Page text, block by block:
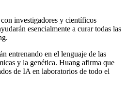
investigadores y científicos
esencialmente a curar todas las
entrenando en el lenguaje de las
y la genética. Huang afirma que
de IA en laboratorios de todo el